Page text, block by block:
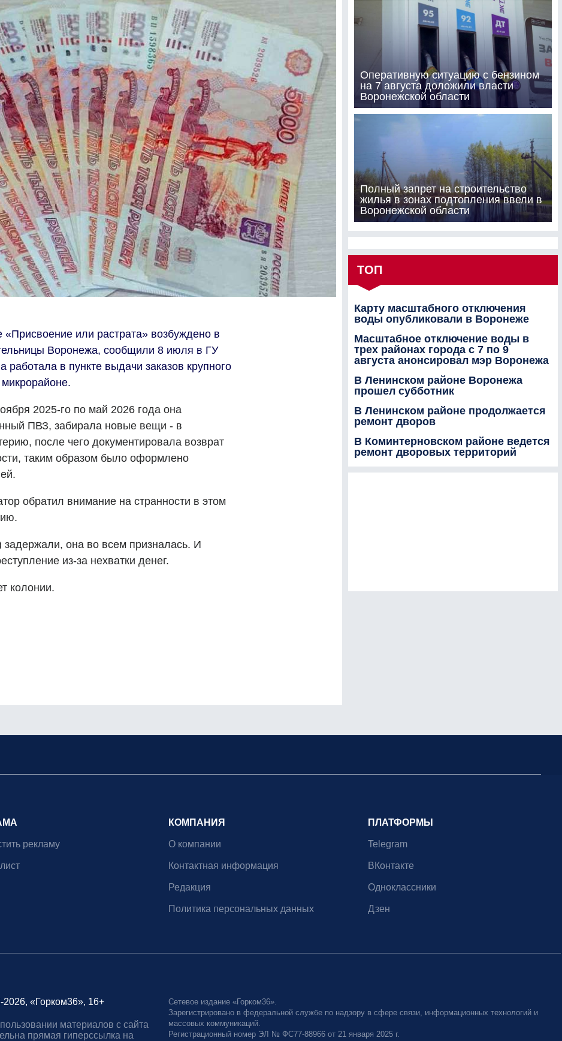
«Присвоение или растрата» возбуждено в
Воронежа, сообщили 8 июля в ГУ
в пункте выдачи заказов крупного
2025-го по май 2026 года она
ПВЗ, забирала новые вещи - в
после чего документировала возврат
таким образом было оформлено
обратил внимание на странности в этом
она во всем призналась. И
из-за нехватки денег.
колонии.
Оперативную ситуацию с бензином
на 7 августа доложили власти
Воронежской области
Полный запрет на строительство
жилья в зонах подтопления ввели в
Воронежской области
ТОП
Карту масштабного отключения
воды опубликовали в Воронеже
Масштабное отключение воды в
трех районах города с 7 по 9
августа анонсировал мэр Воронежа
В Ленинском районе Воронежа
прошел субботник
В Ленинском районе продолжается
ремонт дворов
В Коминтерновском районе ведется
ремонт дворовых территорий
рекламу
КОМПАНИЯ
О компании
Контактная информация
Редакция
Политика персональных данных
ПЛАТФОРМЫ
Telegram
ВКонтакте
Одноклассники
Дзен
«Горком36», 16+
материалов с сайта
прямая гиперссылка на
Сетевое издание «Горком36».
Зарегистрировано в федеральной службе по надзору в сфере связи, информационных технологий и
массовых коммуникаций.
Регистрационный номер ЭЛ № ФС77-88966 от 21 января 2025 г.